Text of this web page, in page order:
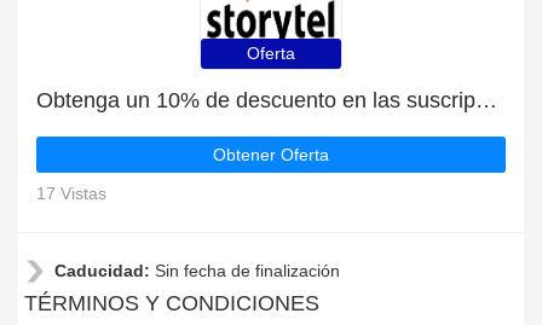
Oferta
Obtenga un 10% de descuento en las suscripciones al boletín de noticias
Obtener Oferta
17 Vistas
Caducidad: Sin fecha de finalización
TÉRMINOS Y CONDICIONES